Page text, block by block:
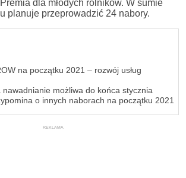
dla młodych rolników. W sumie
planuje przeprowadzić 24 nabory.
na początku 2021 – rozwój usług
nawadnianie możliwa do końca stycznia
o innych naborach na początku 2021
REKLAMA